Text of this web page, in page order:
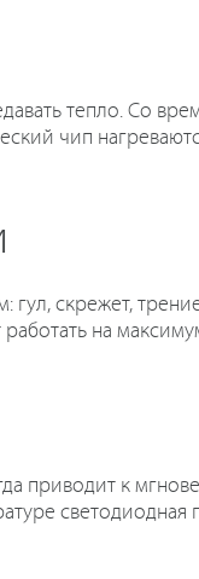
тепло. Со
чип
скрежет,
на
приводит к
светодиодная